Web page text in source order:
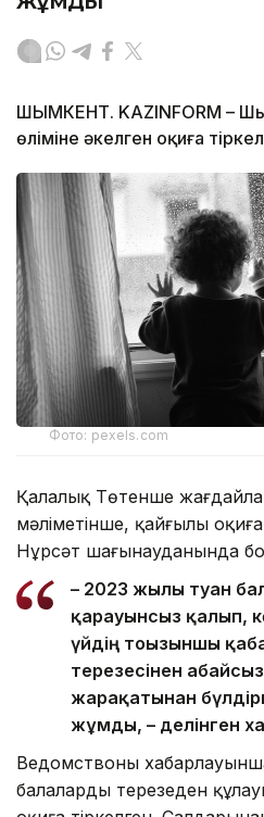
ШЫМКЕНТ. KAZINFORM –
өліміне әкелген оқиға
Фото: pexels.com
Қалалық Төтенше
мәліметінше, қайғылы
Нұрсәт шағынауданында
– 2023 жылы туған
қарауынсыз қалып,
үйдің тоғызыншы
терезесінен
жарақатынан
жұмды, – делінген
Ведомствоның
балалардың терезеден